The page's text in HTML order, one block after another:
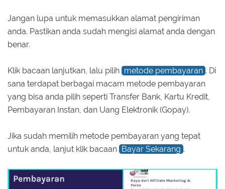
Jangan lupa untuk memasukkan alamat pengiriman
anda. Pastikan anda sudah mengisi alamat anda dengan
benar.
Klik bacaan lanjutkan, lalu pilih metode pembayaran . Di
sana terdapat berbagai macam metode pembayaran
yang bisa anda pilih seperti Transfer Bank, Kartu Kredit,
Pembayaran Instan, dan Uang Elektronik (Gopay).
Jika sudah memilih metode pembayaran yang tepat
untuk anda, lanjut klik bacaan Bayar Sekarang .